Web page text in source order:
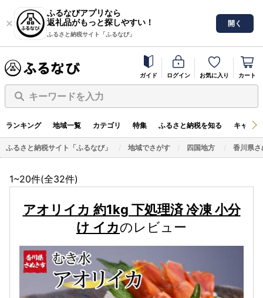
ふるなびアプリなら
返礼品がもっと探しやすい！
ふるさと納税サイト「ふるなび」
開く
ガイド ログイン お気に入り カート
キーワードを入力
ランキング 地域一覧 カテゴリ 特集 ふるさと納税を知る キャン
ふるさと納税サイト「ふるなび」 地域でさがす 四国地方 香川県さ
1~20件(全32件)
アオリイカ 約1kg 下処理済 冷凍 小分
け イカのレビュー